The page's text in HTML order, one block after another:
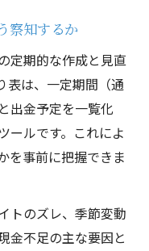
のポイント解説
と財務4表の関係
表の読み解き方
務4表の活用術
ル整理術
ールの整理方法
ルールの作り方
察知するか
定期的な作成と見直
表は、一定期間（通
出金予定を一覧化
ールです。これによ
を事前に把握できま
トのズレ、季節変動
金不足の主な要因と